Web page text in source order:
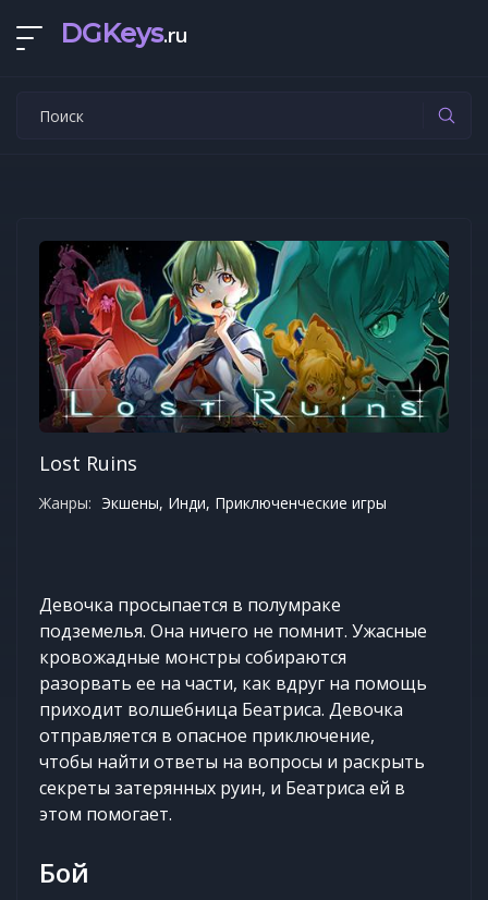
DGKeys.ru
Lost Ruins
Жанры: Экшены, Инди, Приключенческие игры
Девочка просыпается в полумраке
подземелья. Она ничего не помнит. Ужасные
кровожадные монстры собираются
разорвать ее на части, как вдруг на помощь
приходит волшебница Беатриса. Девочка
отправляется в опасное приключение,
чтобы найти ответы на вопросы и раскрыть
секреты затерянных руин, и Беатриса ей в
этом помогает.
Бой